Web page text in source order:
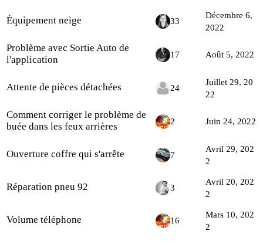
Équipement neige 33
Décembre 6,
2022
Problème avec Sortie Auto de
l'application
17 Août 5, 2022
Attente de pièces détachées 24
Juillet 29, 20
22
Comment corriger le problème de
buée dans les feux arrières
2 Juin 24, 2022
Ouverture coffre qui s'arrête 7
Avril 29, 202
2
Réparation pneu 92 3
Avril 20, 202
2
Volume téléphone 16
Mars 10, 202
2